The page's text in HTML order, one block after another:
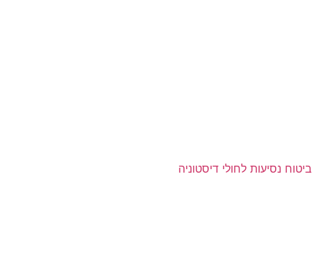
ביטוח נסיעות לחולי דיסטוניה